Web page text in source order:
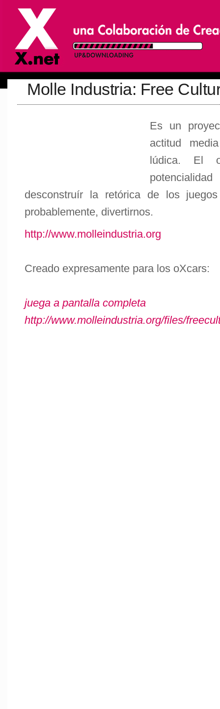
Molle Industria: Free
Es un
actitud
lúdica. El
desconstruír la retórica de los
probablemente, divertirnos.
http://www.molleindustria.org
Creado expresamente para los oXcars:
juega a pantalla completa
http://www.molleindustria.org/files/